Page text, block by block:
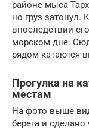
районе мыса
но груз затонул.
впоследствии
морском дне.
рядом катаются
Прогулка на
местам
На фото выше
берега и